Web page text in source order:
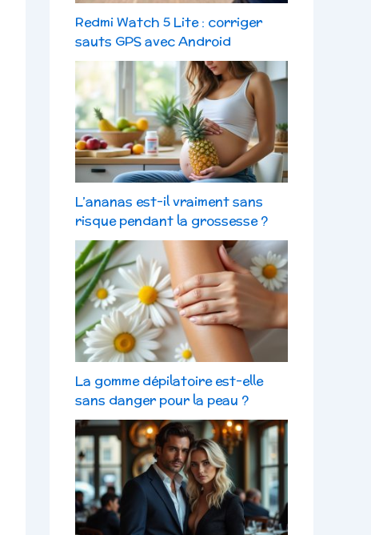
Redmi Watch 5 Lite : corriger
sauts GPS avec Android
L’ananas est-il vraiment sans
risque pendant la grossesse ?
La gomme dépilatoire est-elle
sans danger pour la peau ?